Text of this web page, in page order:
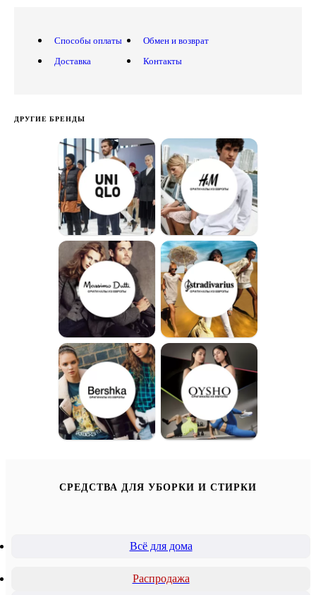
Способы оплаты
Доставка
Обмен и возврат
Контакты
ДРУГИЕ БРЕНДЫ
СРЕДСТВА ДЛЯ УБОРКИ И СТИРКИ
Всё для дома
Распродажа